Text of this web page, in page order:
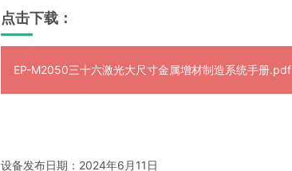
点击下载：
EP-M2050三十六激光大尺寸金属增材制造系统手册.pdf
设备发布日期：2024年6月11日